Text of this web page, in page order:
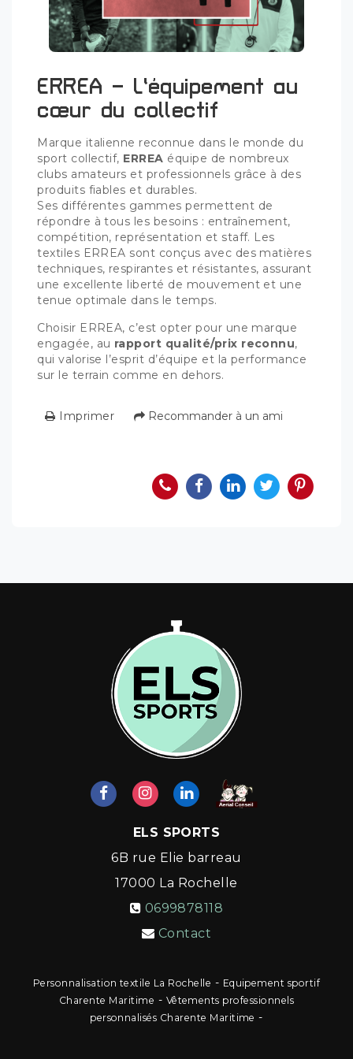
ERREA – L’équipement au
cœur du collectif
Marque italienne reconnue dans le monde du
sport collectif, ERREA équipe de nombreux
clubs amateurs et professionnels grâce à des
produits fiables et durables.
Ses différentes gammes permettent de
répondre à tous les besoins : entraînement,
compétition, représentation et staff. Les
textiles ERREA sont conçus avec des matières
techniques, respirantes et résistantes, assurant
une excellente liberté de mouvement et une
tenue optimale dans le temps.
Choisir ERREA, c’est opter pour une marque
engagée, au rapport qualité/prix reconnu,
qui valorise l’esprit d’équipe et la performance
sur le terrain comme en dehors.
Imprimer Recommander à un ami
ELS SPORTS
6B rue Elie barreau
17000 La Rochelle
0699878118
Contact
Personnalisation textile La Rochelle - Equipement sportif
Charente Maritime - Vêtements professionnels
personnalisés Charente Maritime -